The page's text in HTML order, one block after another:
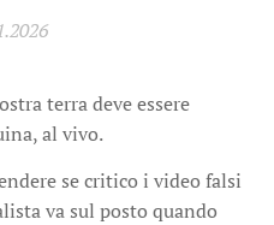
terra deve essere
al vivo.
se critico i video falsi
va sul posto quando